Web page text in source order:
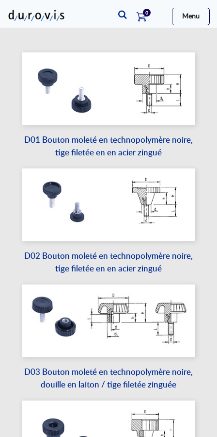
0articles
Menu
D01 Bouton moleté en technopolymère noire,
tige filetée en en acier zingué
D02 Bouton moleté en technopolymère noire,
tige filetée en en acier zingué
D03 Bouton moleté en technopolymère noire,
douille en laiton / tige filetée zinguée